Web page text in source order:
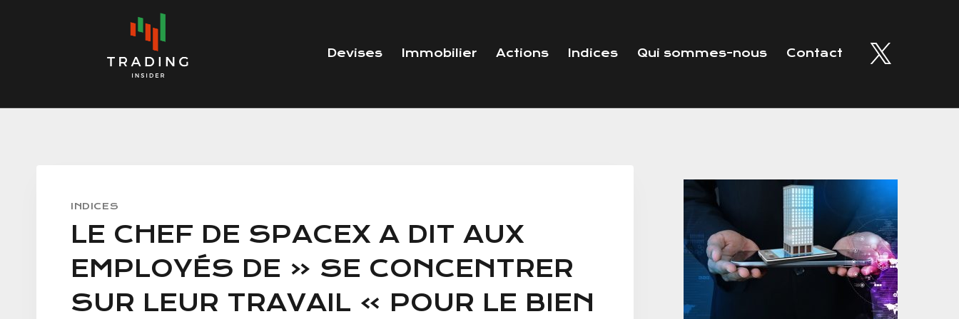
Devises Immobilier Actions Indices Qui sommes-nous Contact
INDICES
LE CHEF DE SPACEX A DIT AUX
EMPLOYÉS DE « SE CONCENTRER
SUR LEUR TRAVAIL » POUR LE BIEN